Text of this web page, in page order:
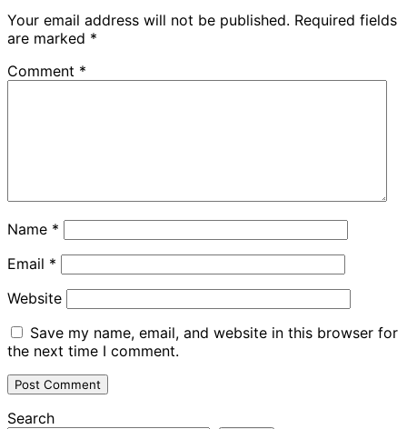
Your email address will not be published. Required fields
are marked *
Comment *
Name *
Email *
Website
Save my name, email, and website in this browser for
the next time I comment.
Search